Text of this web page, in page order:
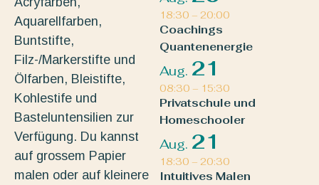
Aquarellfarben,
Buntstifte,
Filz-/Markerstifte und
Ölfarben, Bleistifte,
Kohlestife und
Basteluntensilien zur
Verfügung. Du kannst
auf grossem Papier
malen oder auf kleinere
18:30 – 20:00
Coachings
Quantenenergie
Aug. 21
08:30 – 15:30
Privatschule und
Homeschooler
Aug. 21
18:30 – 20:30
Intuitives Malen